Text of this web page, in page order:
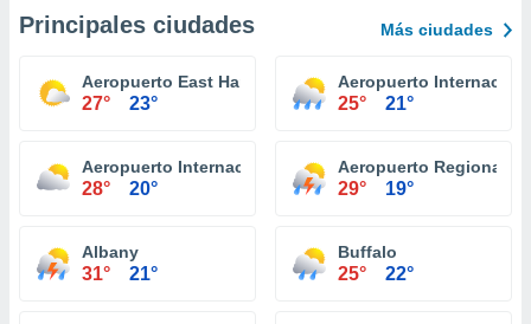
Principales ciudades Más ciudades
Aeropuerto East Hampton
27° 23°
Aeropuerto
25° 21°
Aeropuerto Internacional Plattsburgh
28° 20°
Aeropuerto Regional
29° 19°
Albany
31° 21°
Buffalo
25° 22°